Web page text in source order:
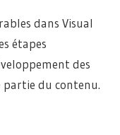
dans Visual
étapes
des
du contenu.